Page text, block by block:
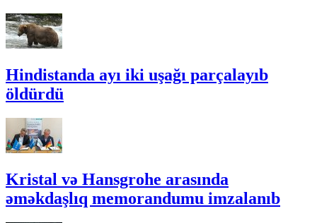
Hindistanda ayı iki uşağı parçalayıb
öldürdü
Kristal və Hansgrohe arasında
əməkdaşlıq memorandumu imzalanıb